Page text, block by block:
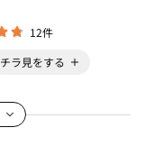
12件
チラ見をする